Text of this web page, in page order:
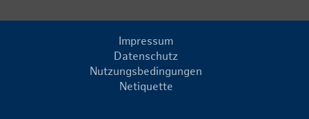
Impressum
Datenschutz
Nutzungsbedingungen
Netiquette